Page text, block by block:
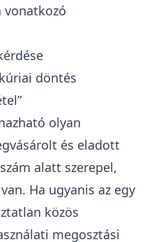
ha az Itv. teljes 21.
valószínű, hogy
esetén is az 5 éven
figyelembe.
kívüli
vagyok az illeték-
számú
az
nem a
vizsgálja,